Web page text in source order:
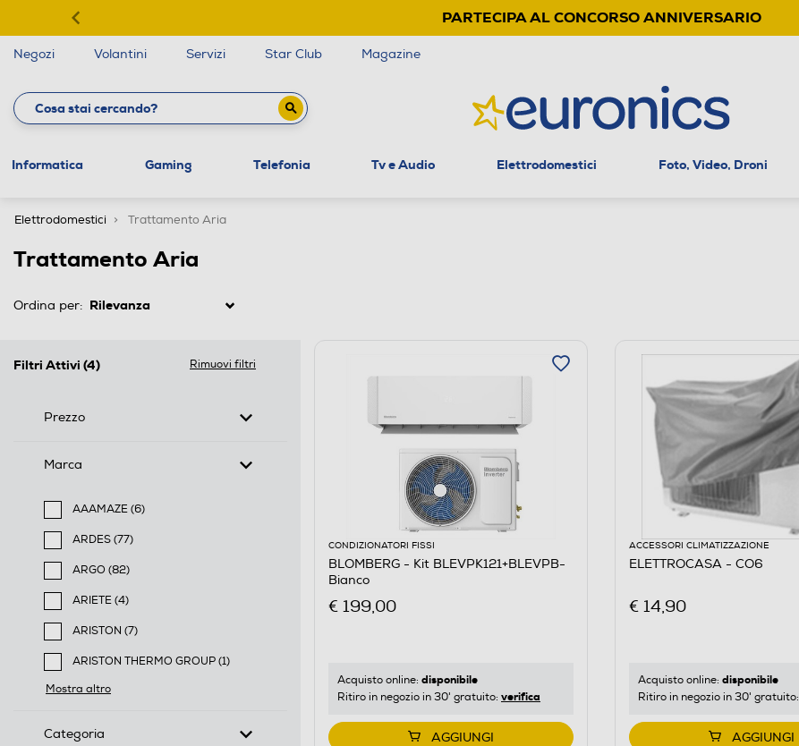
PARTECIPA AL CONCORSO ANNIVERSARIO
Negozi Volantini Servizi Star Club Magazine
Informatica Gaming Telefonia Tv e Audio Elettrodomestici Foto, Video, Droni
Elettrodomestici Trattamento Aria
Trattamento Aria
Ordina per:
Filtri Attivi (4) Rimuovi filtri
Prezzo
Marca
AAAMAZE (6)
Filtra per Marca: AAAMAZE
ARDES (77)
Filtra per Marca: ARDES
ARGO (82)
Filtra per Marca: ARGO
ARIETE (4)
Filtra per Marca: ARIETE
ARISTON (7)
Filtra per Marca: ARISTON
ARISTON THERMO GROUP (1)
Filtra per Marca: ARISTON THERMO GROUP
Mostra altro
Categoria
CONDIZIONATORI FISSI
BLOMBERG - Kit BLEVPK121+BLEVPB-
Bianco
€ 199,00
Acquisto online: disponibile
Ritiro in negozio in 30' gratuito: verifica
AGGIUNGI
ACCESSORI CLIMATIZZAZIONE
ELETTROCASA - CO6
€ 14,90
Acquisto online: disponibile
Ritiro in negozio in 30' gratuito:
AGGIUNGI